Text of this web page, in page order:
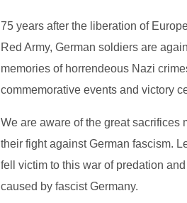
75 years after the liberation of
Red Army, German soldiers are
memories of horrendeous Nazi
commemorative events and victory
We are aware of the great sacrifices
their fight against German fascism.
fell victim to this war of predation
caused by fascist Germany.